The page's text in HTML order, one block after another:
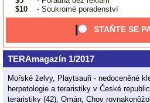
$10
- Soukromé poradenství
STAŇTE SE
TERAmagazín 1/2017
Mořské želvy, Playtsauři - nedoceněné
herpetologie a teraristiky v České
teraristiky (42), Omán, Chov